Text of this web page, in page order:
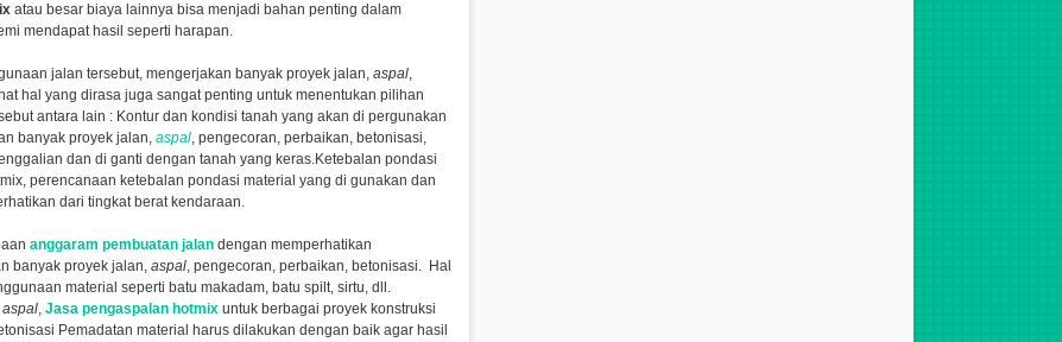
atau besar biaya lainnya bisa menjadi bahan penting dalam
mendapat hasil seperti harapan.
jalan tersebut, mengerjakan banyak proyek jalan, aspal,
hal yang dirasa juga sangat penting untuk menentukan pilihan
antara lain : Kontur dan kondisi tanah yang akan di pergunakan
banyak proyek jalan, aspal, pengecoran, perbaikan, betonisasi,
dan di ganti dengan tanah yang keras.Ketebalan pondasi
perencanaan ketebalan pondasi material yang di gunakan dan
dari tingkat berat kendaraan.
anggaram pembuatan jalan dengan memperhatikan
banyak proyek jalan, aspal, pengecoran, perbaikan, betonisasi. Hal
material seperti batu makadam, batu spilt, sirtu, dll.
aspal, Jasa pengaspalan hotmix untuk berbagai proyek konstruksi
Pemadatan material harus dilakukan dengan baik agar hasil